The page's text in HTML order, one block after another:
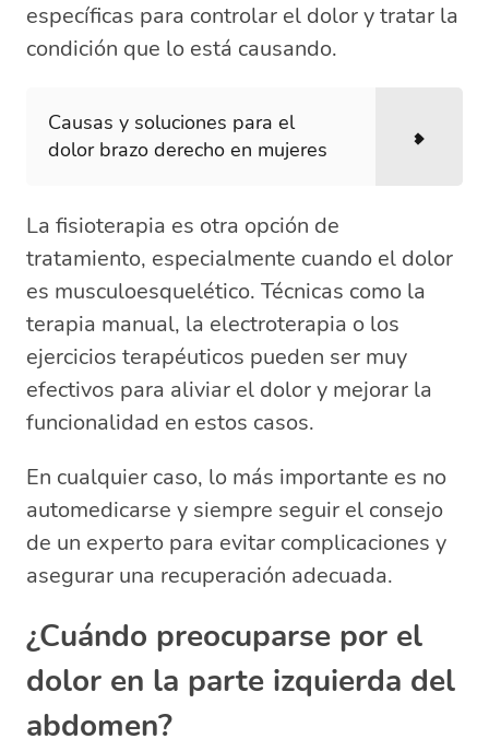
específicas para controlar el dolor y tratar la
condición que lo está causando.
Causas y soluciones para el
dolor brazo derecho en mujeres
La fisioterapia es otra opción de
tratamiento, especialmente cuando el dolor
es musculoesquelético. Técnicas como la
terapia manual, la electroterapia o los
ejercicios terapéuticos pueden ser muy
efectivos para aliviar el dolor y mejorar la
funcionalidad en estos casos.
En cualquier caso, lo más importante es no
automedicarse y siempre seguir el consejo
de un experto para evitar complicaciones y
asegurar una recuperación adecuada.
¿Cuándo preocuparse por el
dolor en la parte izquierda del
abdomen?